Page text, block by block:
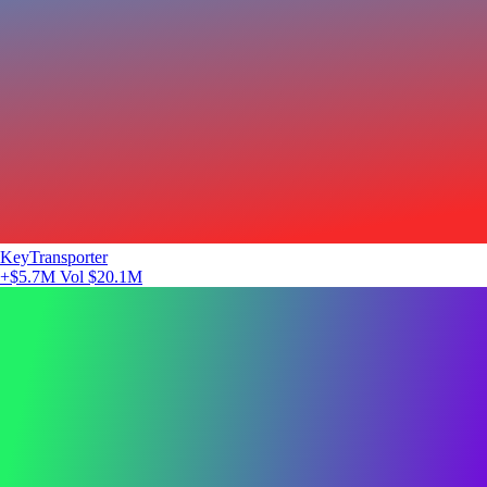
KeyTransporter
+$5.7M Vol $20.1M